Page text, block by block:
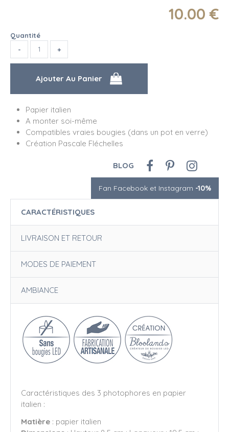
10.00 €
Quantité
Papier italien
A monter soi-même
Compatibles vraies bougies (dans un pot en verre)
Création Pascale Fléchelles
BLOG
Fan Facebook et Instagram -10%
CARACTÉRISTIQUES
LIVRAISON ET RETOUR
MODES DE PAIEMENT
AMBIANCE
Caractéristiques des 3 photophores en papier
italien :
Matière : papier italien